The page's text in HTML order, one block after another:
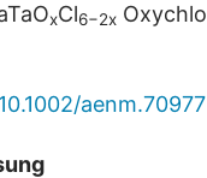
xCl6−2x
aenm.70977